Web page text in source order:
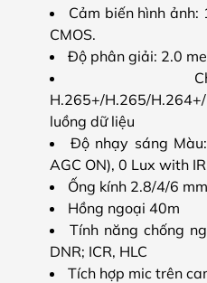
Cảm biến hình ảnh:
CMOS.
Độ phân giải: 2.0
H.265+/H.265/
luồng dữ liệu
Độ nhạy sáng
AGC ON), 0 Lux with IR
Ống kính 2.8/4/6 mm
Hồng ngoại 40m
Tính năng chống
DNR; ICR, HLC
Tích hợp mic trên